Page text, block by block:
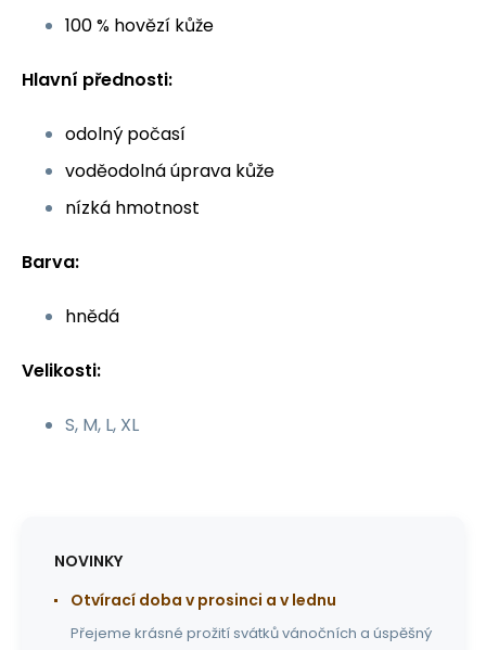
100 % hovězí kůže
Hlavní přednosti:
odolný počasí
voděodolná úprava kůže
nízká hmotnost
Barva:
hnědá
Velikosti:
S, M, L, XL
NOVINKY
Otvírací doba v prosinci a v lednu
Přejeme krásné prožití svátků vánočních a úspěšný